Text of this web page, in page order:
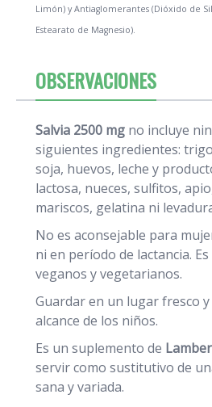
Limón) y Antiaglomerantes (Dióxido de
Estearato de Magnesio).
OBSERVACIONES
Salvia 2500 mg no incluye
siguientes ingredientes:
soja, huevos, leche y
lactosa, nueces, sulfitos,
mariscos, gelatina ni
No es aconsejable para
ni en período de lactancia.
veganos y vegetarianos.
Guardar en un lugar fresco y
alcance de los niños.
Es un suplemento de
servir como sustitutivo de
sana y variada.